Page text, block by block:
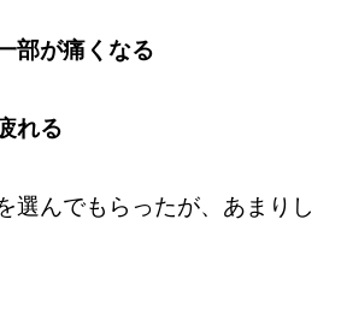
部が痛くなる
れる
選んでもらったが、あまりし